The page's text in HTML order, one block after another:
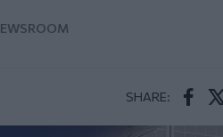
SHARE: